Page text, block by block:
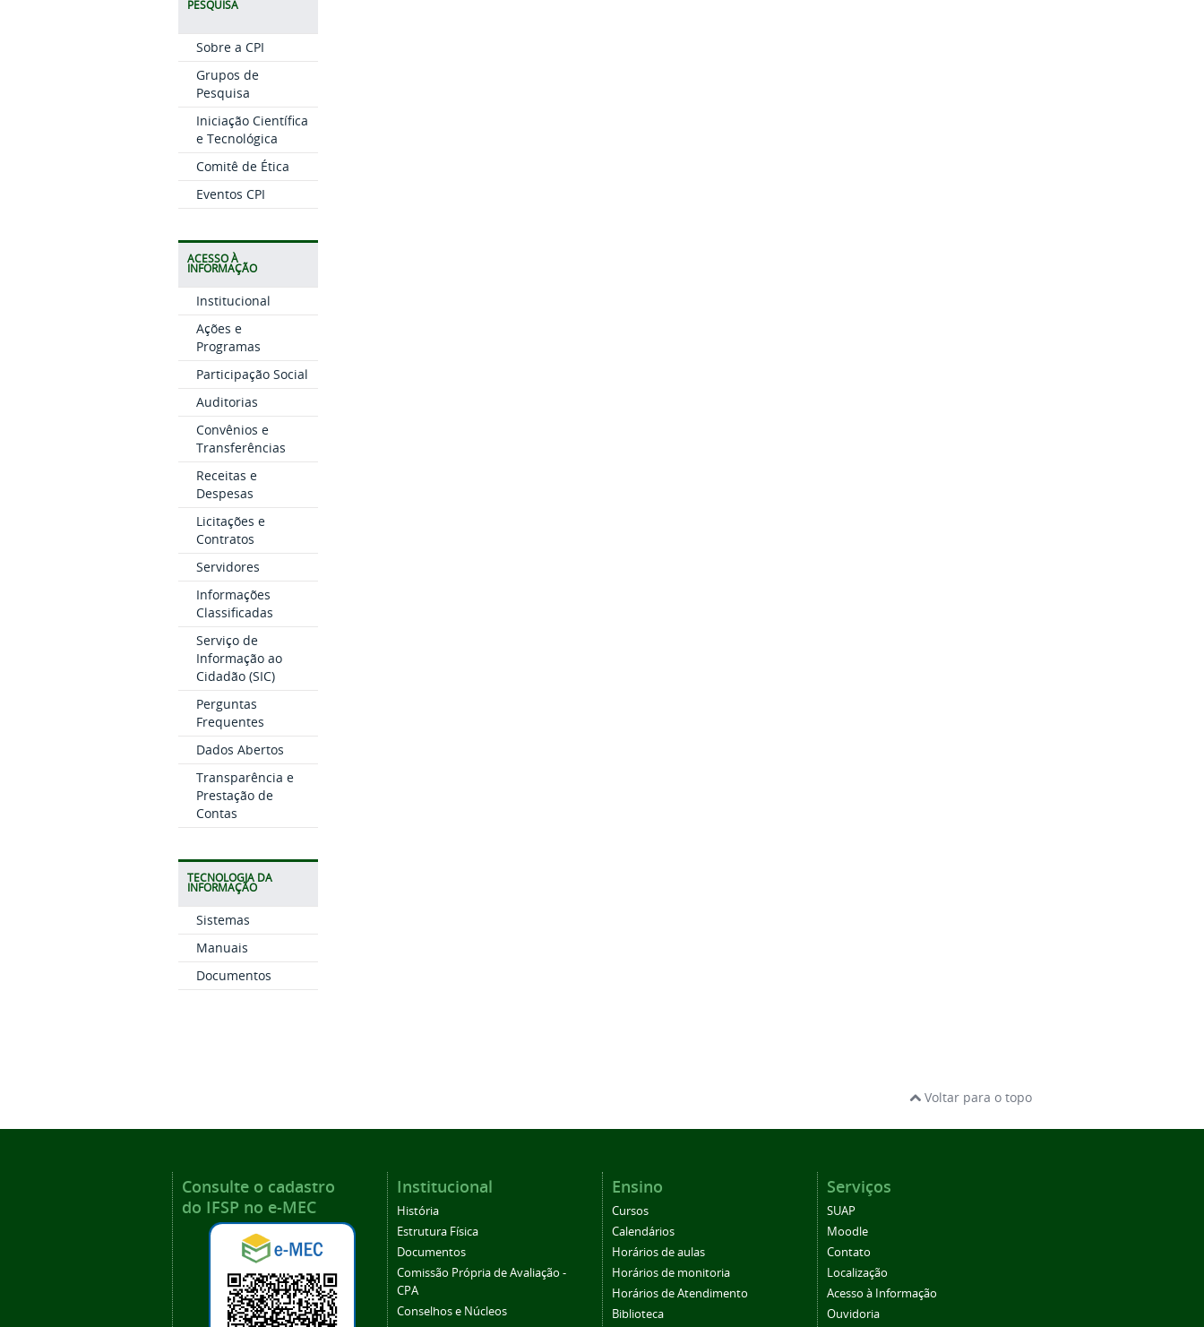
PESQUISA
Sobre a CPI
Grupos de
Pesquisa
Iniciação Científica
e Tecnológica
Comitê de Ética
Eventos CPI
ACESSO À
INFORMAÇÃO
Institucional
Ações e
Programas
Participação Social
Auditorias
Convênios e
Transferências
Receitas e
Despesas
Licitações e
Contratos
Servidores
Informações
Classificadas
Serviço de
Informação ao
Cidadão (SIC)
Perguntas
Frequentes
Dados Abertos
Transparência e
Prestação de
Contas
TECNOLOGIA DA
INFORMAÇÃO
Sistemas
Manuais
Documentos
Voltar para o topo
Consulte o cadastro
do IFSP no e-MEC
Institucional
História
Estrutura Física
Documentos
Comissão Própria de Avaliação -
CPA
Conselhos e Núcleos
Ensino
Cursos
Calendários
Horários de aulas
Horários de monitoria
Horários de Atendimento
Biblioteca
Serviços
SUAP
Moodle
Contato
Localização
Acesso à Informação
Ouvidoria